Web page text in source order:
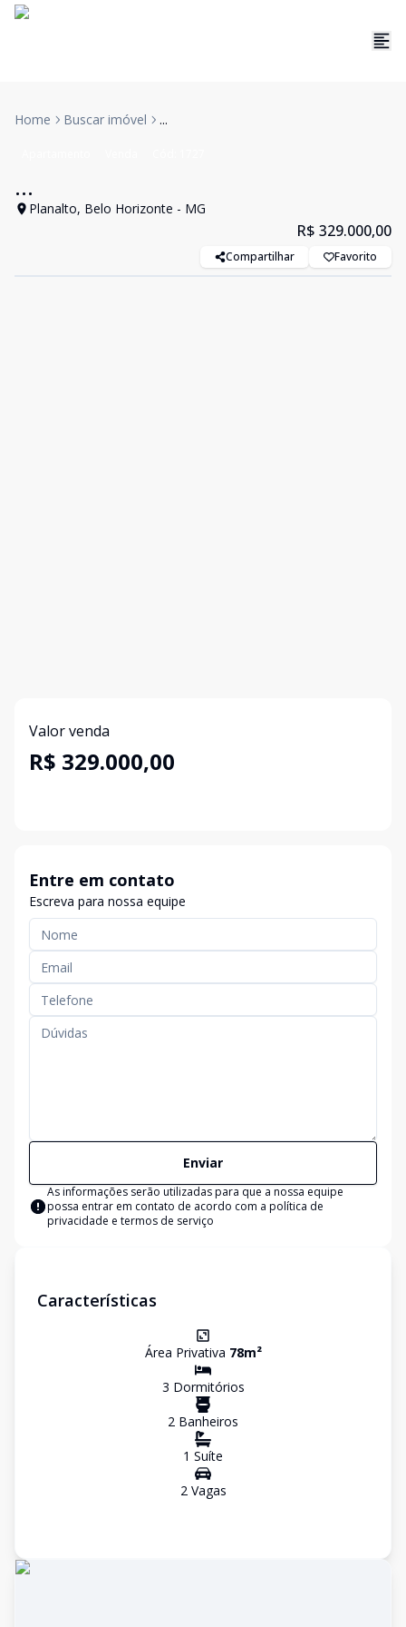
Home Buscar imóvel ...
...
Planalto, Belo Horizonte - MG
R$ 329.000,00
Compartilhar Favorito
Valor venda
R$ 329.000,00
Entre em contato
Escreva para nossa equipe
Enviar
As informações serão utilizadas para que a nossa equipe
possa entrar em contato de acordo com a política de
privacidade e termos de serviço
Características
Área Privativa 78m²
3 Dormitórios
2 Banheiros
1 Suíte
2Vagas